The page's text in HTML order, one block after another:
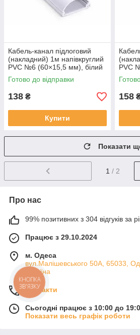
Кабель-канал підлоговий
(накладний) 1м напівкруглий
PVC №6 (60×15,5 мм), білий
Готово до відправки
138 ₴
Купити
PVC
158
Показати
1 / 2
Про нас
99% позитивних з 304 відгуків за
Працює з 29.10.2024
м. Одеса
вул.Малішевського 50А, 65033,
Україна
Контакти
Сьогодні працює з 10:00 до
Показати весь графік роботи
КНОПКА
ЗВ'ЯЗКУ